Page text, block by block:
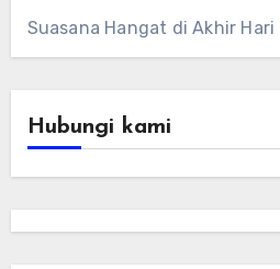
Suasana Hangat di Akhir Hari
Hubungi kami